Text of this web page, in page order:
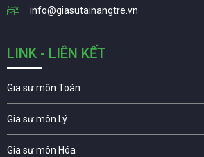
info@giasutainangtre.vn
LINK - LIÊN KẾT
Gia sư môn Toán
Gia sư môn Lý
Gia sư môn Hóa